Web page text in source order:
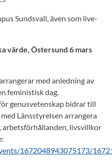
Sundsvall, även som live-
värde, Östersund 6 mars
med anledning av
feministisk dag.
genusvetenskap bidrar till
Länsstyrelsen arrangera
arbetsförhållanden, livsvillkor
1672048943075173/